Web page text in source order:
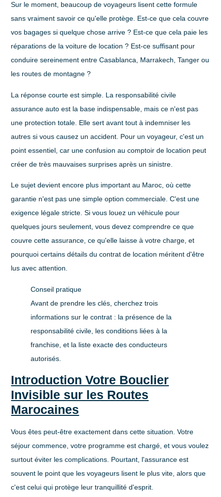
Sur le moment, beaucoup de voyageurs lisent cette formule
sans vraiment savoir ce qu'elle protège. Est-ce que cela couvre
vos bagages si quelque chose arrive ? Est-ce que cela paie les
réparations de la voiture de location ? Est-ce suffisant pour
conduire sereinement entre Casablanca, Marrakech, Tanger ou
les routes de montagne ?
La réponse courte est simple. La responsabilité civile
assurance auto est la base indispensable , mais ce n'est pas
une protection totale. Elle sert avant tout à indemniser les
autres si vous causez un accident. Pour un voyageur, c'est un
point essentiel, car une confusion au comptoir de location peut
créer de très mauvaises surprises après un sinistre.
Le sujet devient encore plus important au Maroc, où cette
garantie n'est pas une simple option commerciale. C'est une
exigence légale stricte. Si vous louez un véhicule pour
quelques jours seulement, vous devez comprendre ce que
couvre cette assurance, ce qu'elle laisse à votre charge, et
pourquoi certains détails du contrat de location méritent d'être
lus avec attention.
Conseil pratique
Avant de prendre les clés, cherchez trois
informations sur le contrat : la présence de la
responsabilité civile, les conditions liées à la
franchise, et la liste exacte des conducteurs
autorisés.
Introduction Votre Bouclier
Invisible sur les Routes
Marocaines
Vous êtes peut-être exactement dans cette situation. Votre
séjour commence, votre programme est chargé, et vous voulez
surtout éviter les complications. Pourtant, l'assurance est
souvent le point que les voyageurs lisent le plus vite, alors que
c'est celui qui protège leur tranquillité d'esprit.